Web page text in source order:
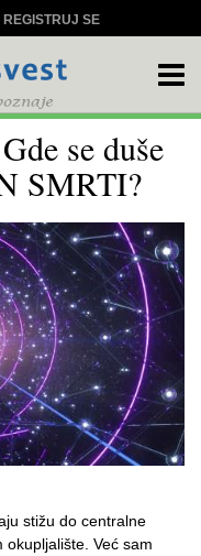
REGISTRUJ SE
se duše
SMRTI?
stižu do cen­tralne
Već sam